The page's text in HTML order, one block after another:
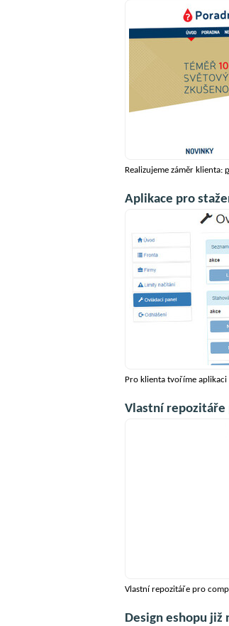
Realizujeme záměr klienta:
Aplikace pro
Pro klienta tvoříme aplikaci
Vlastní repozitáře
Vlastní repozitáře pro
Design eshopu již